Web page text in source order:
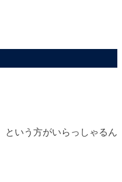
、という方がいらっしゃるん